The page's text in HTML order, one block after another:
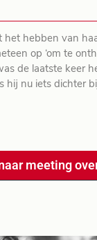
het hebben van
op ‘om te
de laatste keer
hij nu iets dichter
meeting